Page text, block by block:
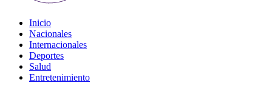
Inicio
Nacionales
Internacionales
Deportes
Salud
Entretenimiento